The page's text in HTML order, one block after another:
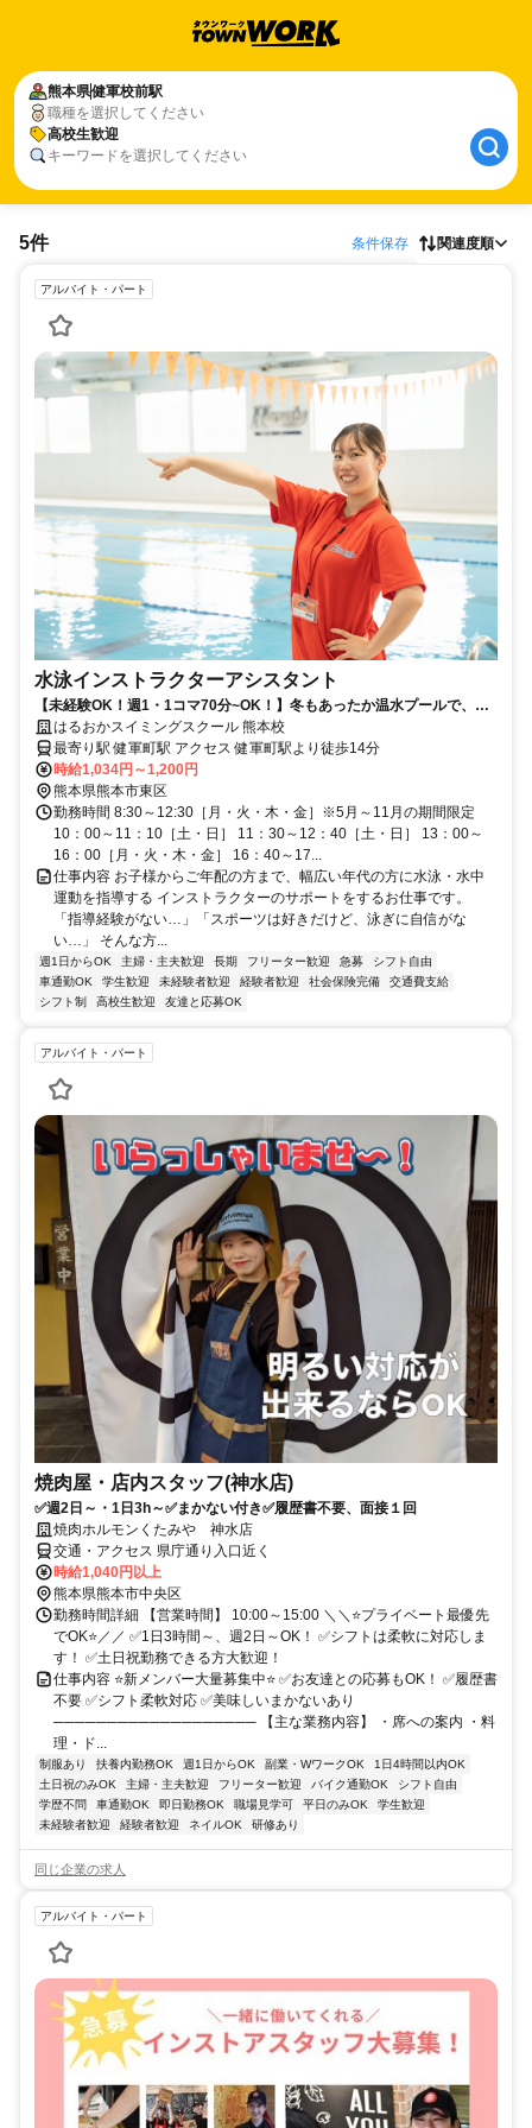
熊本県健軍校前駅
職種を選択してください
高校生歓迎
キーワードを選択してください
5件 条件保存 関連度順
アルバイト・パート
水泳インストラクターアシスタント
【未経験OK！週1・1コマ70分~OK！】冬もあったか温水プールで、子
どもの「できた！」を支えるお仕事
はるおかスイミングスクール 熊本校
最寄り駅 健軍町駅 アクセス 健軍町駅より徒歩14分
時給1,034円～1,200円
熊本県熊本市東区
勤務時間 8:30～12:30［月・火・木・金］※5月～11月の期間限定
10：00～11：10［土・日］ 11：30～12：40［土・日］ 13：00～
16：00［月・火・木・金］ 16：40～17...
仕事内容 お子様からご年配の方まで、幅広い年代の方に水泳・水中
運動を指導する インストラクターのサポートをするお仕事です。
「指導経験がない…」「スポーツは好きだけど、泳ぎに自信がな
い…」 そんな方...
週1日からOK 主婦・主夫歓迎 長期 フリーター歓迎 急募
シフト自由
車通勤OK
学生歓迎 未経験者歓迎 経験者歓迎 社会保険完備
交通費支給
シフト制
高校生歓迎 友達と応募OK
アルバイト・パート
焼肉屋・店内スタッフ(神水店)
✅週2日～・1日3h～✅まかない付き✅履歴書不要、面接１回
焼肉ホルモンくたみや 神水店
交通・アクセス 県庁通り入口近く
時給1,040円以上
熊本県熊本市中央区
勤務時間詳細 【営業時間】 10:00～15:00 ＼＼⭐プライベート最優先
でOK⭐／／ ✅1日3時間～、週2日～OK！ ✅シフトは柔軟に対応しま
す！ ✅土日祝勤務できる方大歓迎！
仕事内容 ⭐新メンバー大量募集中⭐ ✅お友達との応募もOK！ ✅履歴書
不要 ✅シフト柔軟対応 ✅美味しいまかないあり
─────────────────── 【主な業務内容】 ・席への案内 ・料
理・ド...
制服あり 扶養内勤務OK 週1日からOK 副業・WワークOK
1日4時間以内OK
土日祝のみOK
主婦・主夫歓迎 フリーター歓迎 バイク通勤OK
シフト自由
学歴不問
車通勤OK 即日勤務OK 職場見学可 平日のみOK
学生歓迎
未経験者歓迎
経験者歓迎 ネイルOK 研修あり
同じ企業の求人
アルバイト・パート